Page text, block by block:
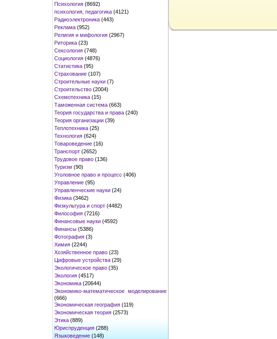
Психология (8692)
психология, педагогика (4121)
Радиоэлектроника (443)
Реклама (952)
Религия и мифология (2967)
Риторика (23)
Сексология (748)
Социология (4876)
Статистика (95)
Страхование (107)
Строительные науки (7)
Строительство (2004)
Схемотехника (15)
Таможенная система (663)
Теория государства и права (240)
Теория организации (39)
Теплотехника (25)
Технология (624)
Товароведение (16)
Транспорт (2652)
Трудовое право (136)
Туризм (90)
Уголовное право и процесс (406)
Управление (95)
Управленческие науки (24)
Физика (3462)
Физкультура и спорт (4482)
Философия (7216)
Финансовые науки (4592)
Финансы (5386)
Фотография (3)
Химия (2244)
Хозяйственное право (23)
Цифровые устройства (29)
Экологическое право (35)
Экология (4517)
Экономика (20644)
Экономико-математическое моделирование
(666)
Экономическая география (119)
Экономическая теория (2573)
Этика (889)
Юриспруденция (288)
Языковедение (148)